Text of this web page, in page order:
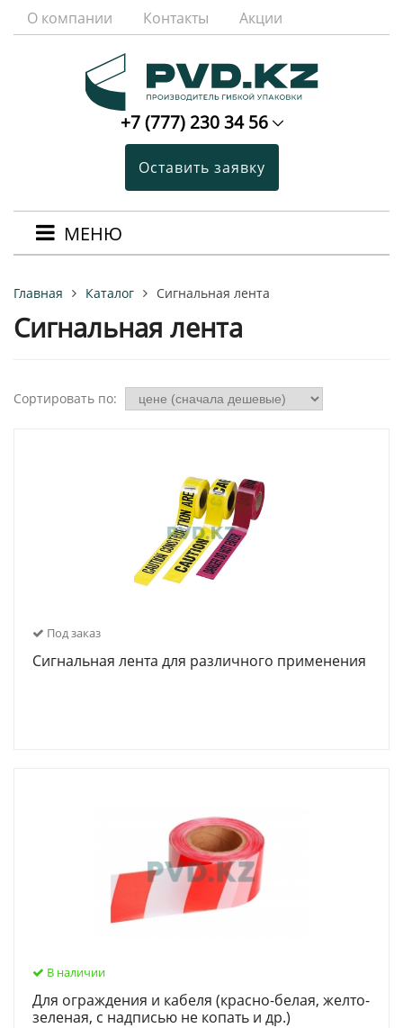
О компании Контакты Акции
+7 (777) 230 34 56
Оставить заявку
МЕНЮ
Главная Каталог Сигнальная лента
Сигнальная лента
Сортировать по:
Под заказ
Сигнальная лента для различного применения
В наличии
Для ограждения и кабеля (красно-белая, желто-
зеленая, с надписью не копать и др.)